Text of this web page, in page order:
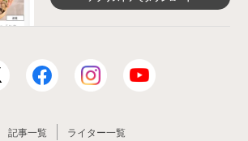
記事一覧 ライター一覧